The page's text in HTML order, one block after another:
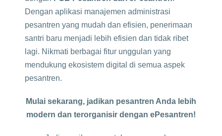
Dengan aplikasi manajemen administrasi
pesantren yang mudah dan efisien, penerimaan
santri baru menjadi lebih efisien dan tidak ribet
lagi. Nikmati berbagai fitur unggulan yang
mendukung ekosistem digital di semua aspek
pesantren.
Mulai sekarang, jadikan pesantren Anda lebih
modern dan terorganisir dengan ePesantren!